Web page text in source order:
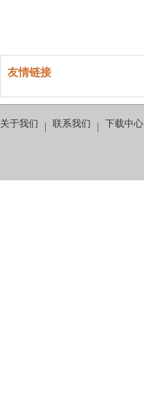
友情链接
关于我们 联系我们 下载中心